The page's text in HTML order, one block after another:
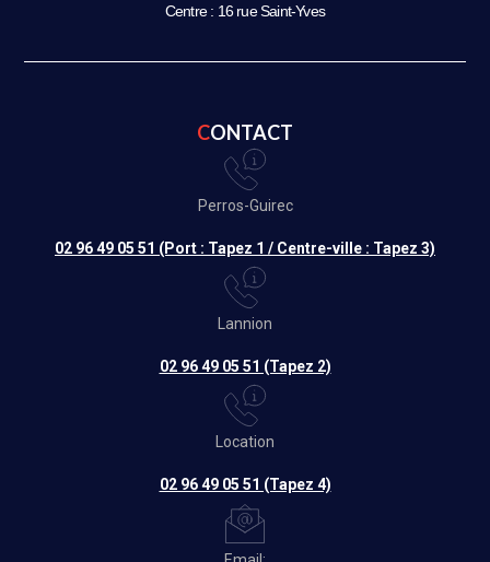
Centre : 16 rue Saint-Yves
CONTACT
Perros-Guirec
02 96 49 05 51 (Port : Tapez 1 / Centre-ville : Tapez 3)
Lannion
02 96 49 05 51 (Tapez 2)
Location
02 96 49 05 51 (Tapez 4)